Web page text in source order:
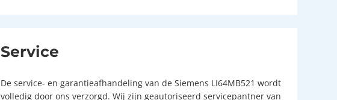
Service
De service- en garantieafhandeling van de Siemens LI64MB521 wordt
volledig door ons verzorgd. Wij zijn geautoriseerd servicepantner van